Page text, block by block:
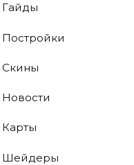
Гайды
Постройки
Скины
Новости
Карты
Шейдеры